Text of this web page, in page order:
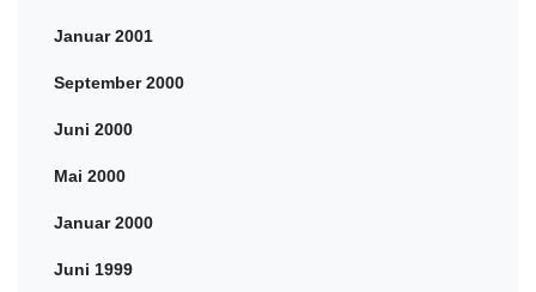
Januar 2001
September 2000
Juni 2000
Mai 2000
Januar 2000
Juni 1999